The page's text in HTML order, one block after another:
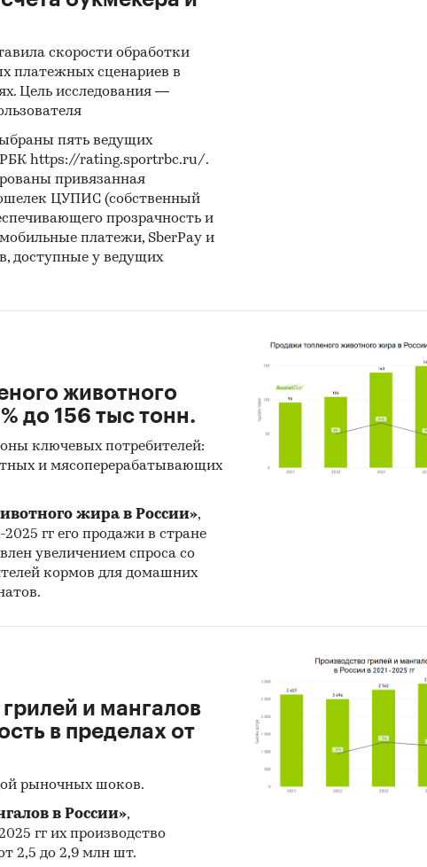
максимальной цены. Покупателям работы
выгрузка в формате MS Excel. Параметры
могут быть скорректированы по запросу
крупнейших производителей экскаваторов
представлены профили крупнейших компаний-
экскаваторов.Профили компаний
о динамике финансовых показателей
контактную информацию, основных
месячные данные о ценах производителей
самоходные одноковшовые
развития рынка экскаваторов
прогноз развития рынка экскаваторов
экспорта и объема рынка) на
количество страниц может отличаться от
Строительство и недвижимость
скорости обработки
платежных сценариев в
Цель исследования —
пять ведущих
РБК https://rating.sportrbc.ru/.
привязанная
ЦУПИС (собственный
прозрачность и
мобильные платежи, SberPay и
доступные у ведущих
животного
до 156 тыс тонн.
ключевых потребителей:
и мясоперерабатывающих
жира в России»,
гг его продажи в стране
увеличением спроса со
кормов для домашних
и мангалов
в пределах от
рыночных шоков.
в России»,
гг их производство
2,5 до 2,9 млн шт.